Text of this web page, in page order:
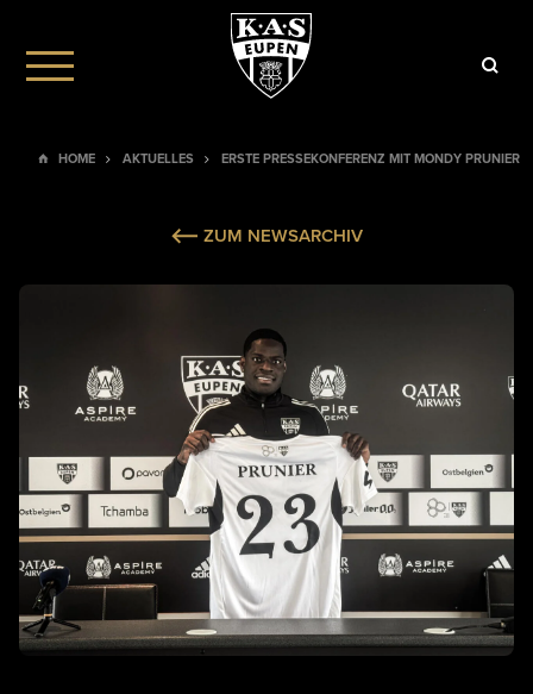
HOME AKTUELLES ERSTE PRESSEKONFERENZ MIT MONDY PRUNIER
ZUM NEWSARCHIV